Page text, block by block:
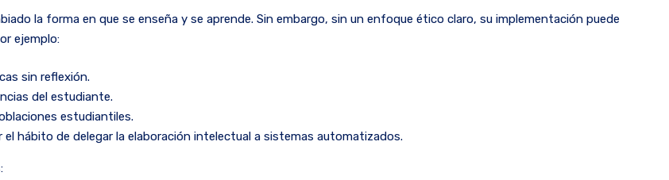
la forma en que se enseña y se aprende. Sin embargo, sin un enfoque ético claro, su implementación puede
ejemplo:
sin reflexión.
del estudiante.
estudiantiles.
hábito de delegar la elaboración intelectual a sistemas automatizados.